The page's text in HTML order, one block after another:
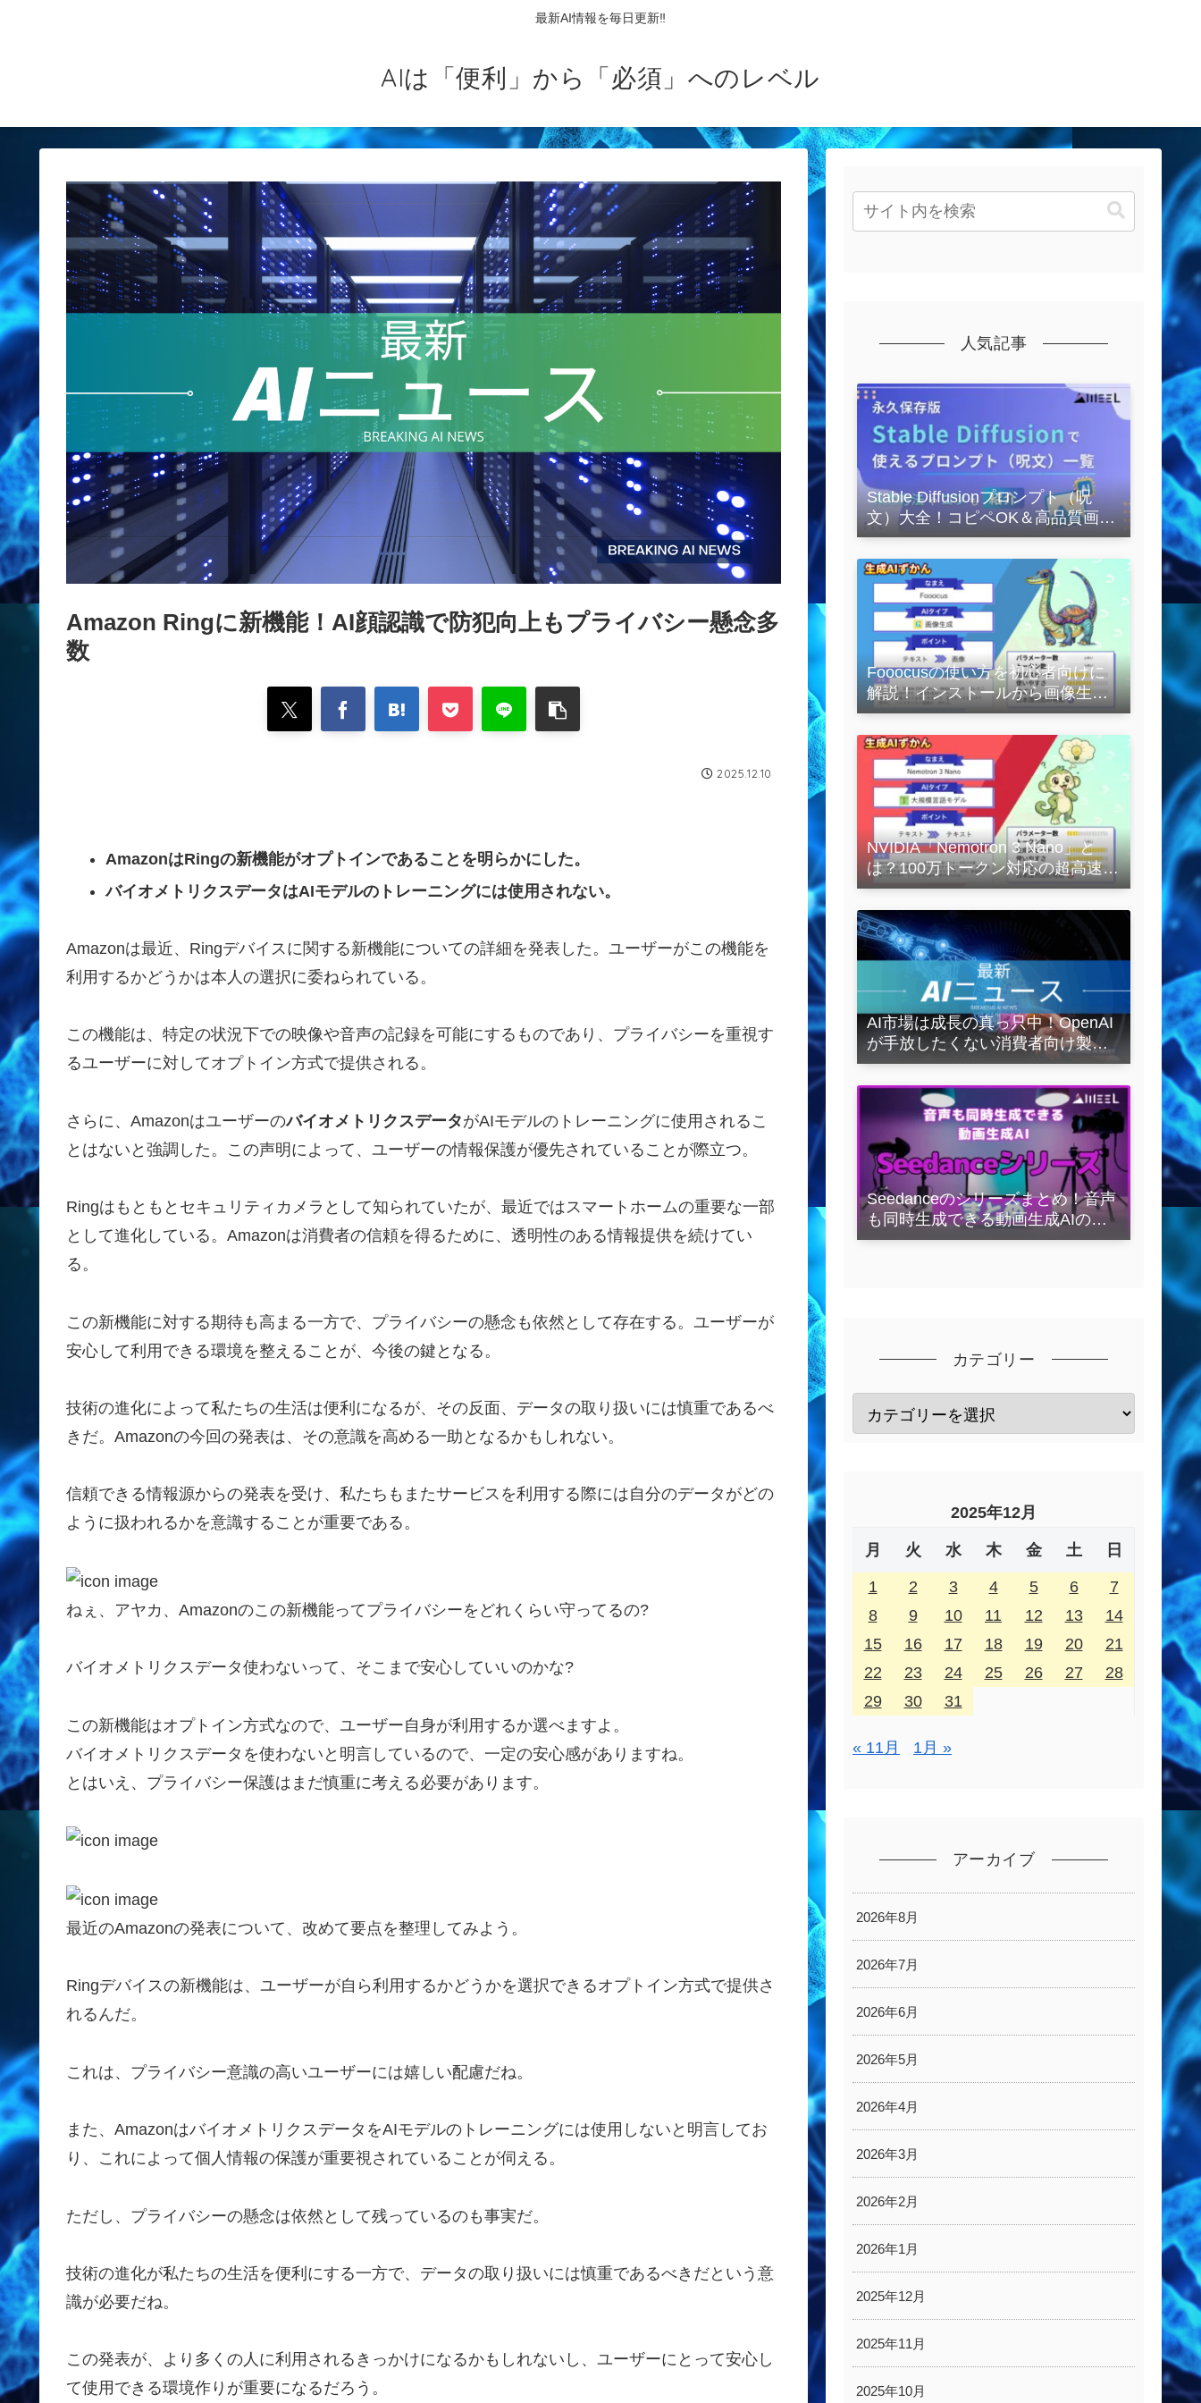
最新AI情報を毎日更新‼
AIは「便利」から「必須」へのレベル
Amazon Ringに新機能！AI顔認識で防犯向上もプライバシー懸念多
数
2025.12.10
AmazonはRingの新機能がオプトインであることを明らかにした。
バイオメトリクスデータはAIモデルのトレーニングには使用されない。
Amazonは最近、Ringデバイスに関する新機能についての詳細を発表した。ユーザーがこの機能を
利用するかどうかは本人の選択に委ねられている。
この機能は、特定の状況下での映像や音声の記録を可能にするものであり、プライバシーを重視す
るユーザーに対してオプトイン方式で提供される。
さらに、AmazonはユーザーのバイオメトリクスデータがAIモデルのトレーニングに使用されるこ
とはないと強調した。この声明によって、ユーザーの情報保護が優先されていることが際立つ。
Ringはもともとセキュリティカメラとして知られていたが、最近ではスマートホームの重要な一部
として進化している。Amazonは消費者の信頼を得るために、透明性のある情報提供を続けてい
る。
この新機能に対する期待も高まる一方で、プライバシーの懸念も依然として存在する。ユーザーが
安心して利用できる環境を整えることが、今後の鍵となる。
技術の進化によって私たちの生活は便利になるが、その反面、データの取り扱いには慎重であるべ
きだ。Amazonの今回の発表は、その意識を高める一助となるかもしれない。
信頼できる情報源からの発表を受け、私たちもまたサービスを利用する際には自分のデータがどの
ように扱われるかを意識することが重要である。
ねぇ、アヤカ、Amazonのこの新機能ってプライバシーをどれくらい守ってるの?
バイオメトリクスデータ使わないって、そこまで安心していいのかな?
この新機能はオプトイン方式なので、ユーザー自身が利用するか選べますよ。
バイオメトリクスデータを使わないと明言しているので、一定の安心感がありますね。
とはいえ、プライバシー保護はまだ慎重に考える必要があります。
最近のAmazonの発表について、改めて要点を整理してみよう。
Ringデバイスの新機能は、ユーザーが自ら利用するかどうかを選択できるオプトイン方式で提供さ
れるんだ。
これは、プライバシー意識の高いユーザーには嬉しい配慮だね。
また、AmazonはバイオメトリクスデータをAIモデルのトレーニングには使用しないと明言してお
り、これによって個人情報の保護が重要視されていることが伺える。
ただし、プライバシーの懸念は依然として残っているのも事実だ。
技術の進化が私たちの生活を便利にする一方で、データの取り扱いには慎重であるべきだという意
識が必要だね。
この発表が、より多くの人に利用されるきっかけになるかもしれないし、ユーザーにとって安心し
て使用できる環境作りが重要になるだろう。
人気記事
Stable Diffusionプロンプト（呪
文）大全！コピペOK＆高品質画像
を作るコツの完全保存版
Fooocusの使い方を初心者向けに
解説！インストールから画像生成
の実践まで紹介
NVIDIA「Nemotron 3 Nano」と
は？100万トークン対応の超高速
LLMを徹底解説
AI市場は成長の真っ只中！OpenAI
が手放したくない消費者向け製品
とは？
Seedanceのシリーズまとめ！音声
も同時生成できる動画生成AIの全
容を解説
カテゴリー
2025年12月
月 火 水 木 金 土 日
1 2 3 4 5 6
7
8
9 10 11 12 13
14
15
16 17 18 19 20
21
22
23 24 25 26 27
28
29
30 31
« 11月 1月 »
アーカイブ
2026年8月
2026年7月
2026年6月
2026年5月
2026年4月
2026年3月
2026年2月
2026年1月
2025年12月
2025年11月
2025年10月